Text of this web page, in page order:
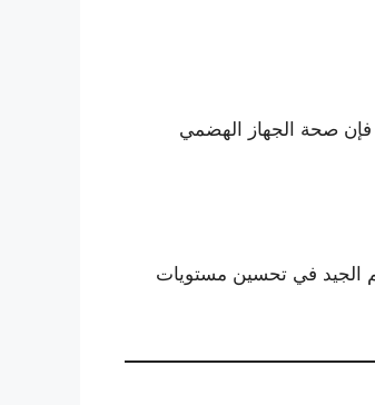
فإن صحة الجهاز الهضمي
الجيد في تحسين مستويات